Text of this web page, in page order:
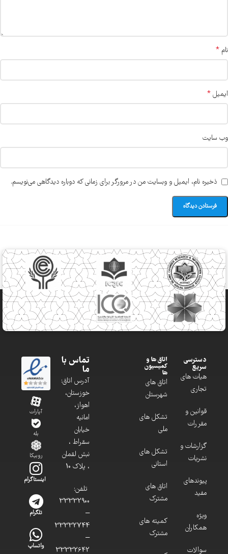
نام *
ایمیل *
وب‌ سایت
ذخیره نام، ایمیل و وبسایت من در مرورگر برای زمانی که دوباره دیدگاهی می‌نویسم.
دسترسی
سریع
هیات های
تجاری
قوانین و
مقررات
گزارشات و
نشریات
پیوندهای
مفید
ویژه
همکاران
سوالات
اتاق ها و
کمیسیون
ها
اتاق های
شهرستان
تشکل های
ملی
تشکل های
استانی
اتاق های
مشترک
کمیته های
مشترک
تماس با
ما
آدرس اتاق:
خوزستان،
اهواز،
امانیه
خیابان
سقراط ،
نبش لقمان
، پلاک 10
تلفن:
33332900
–
33332744
–
33332642
آپارات
بله
روبیکا
اینستاگرام
تلگرام
واتساپ